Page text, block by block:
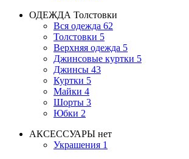
ОДЕЖДА Толстовки
Вся одежда 62
Толстовки 5
Верхняя одежда 5
Джинсовые куртки 5
Джинсы 43
Куртки 5
Майки 4
Шорты 3
Юбки 2
АКСЕССУАРЫ нет
Украшения 1